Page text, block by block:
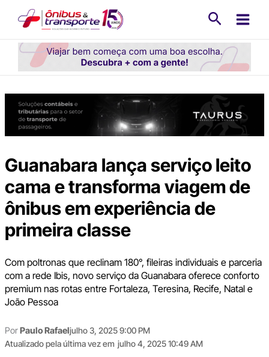
conteúdo
Guanabara lança serviço leito
cama e transforma viagem de
ônibus em experiência de
primeira classe
Com poltronas que reclinam 180°, fileiras individuais e parceria
com a rede Ibis, novo serviço da Guanabara oferece conforto
premium nas rotas entre Fortaleza, Teresina, Recife, Natal e
João Pessoa
PorPaulo Rafaeljulho 3, 2025 9:00 PM
Atualizado pela última vez em julho 4, 2025 10:49 AM